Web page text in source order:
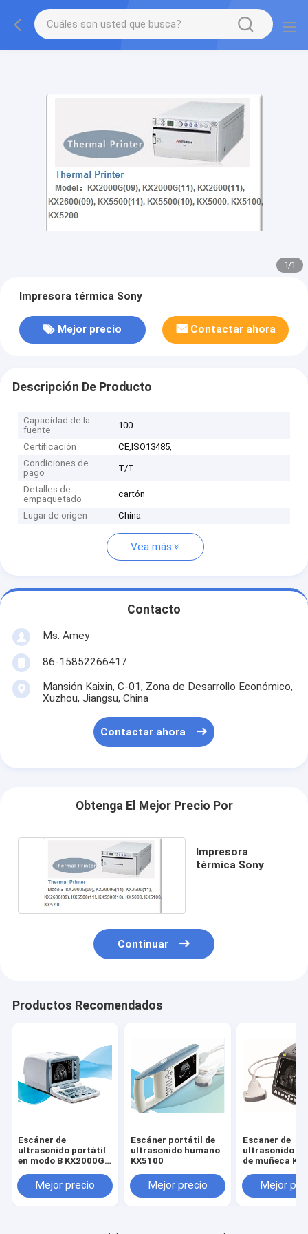
1/1
Impresora térmica Sony
Mejor precio Contactar ahora
Descripción De Producto
Capacidad de la
fuente
100
Certificación
CE,ISO13485,
Condiciones de
pago
T/T
Detalles de
empaquetado
cartón
Lugar de origen China
Vea más
Contacto
Ms. Amey
86-15852266417
Mansión Kaixin, C-01, Zona de Desarrollo Económico,
Xuzhou, Jiangsu, China
Contactar ahora
Obtenga El Mejor Precio Por
Impresora
térmica Sony
Continuar
Productos Recomendados
Escáner de
ultrasonido portátil
en modo B KX2000G
Mejor precio
Escáner portátil de
ultrasonido humano
KX5100
Mejor precio
Escaner de
ultrasonido
de muñeca
Mejor